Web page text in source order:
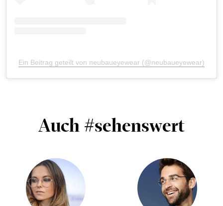
Ein Beitrag geteilt von neubaueyewear (@neubaueyewear)
Auch #sehenswert